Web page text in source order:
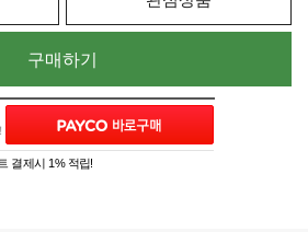
구매하기
결제시 1% 적립!